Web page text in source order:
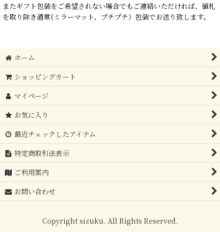
またギフト包装をご希望されない場合でもご連絡いただければ、値札
を取り除き通常(ミラーマット、プチプチ）包装でお送り致します。
ホーム
ショッピングカート
マイページ
お気に入り
最近チェックしたアイテム
特定商取引法表示
ご利用案内
お問い合わせ
Copyright sizuku. All Rights Reserved.